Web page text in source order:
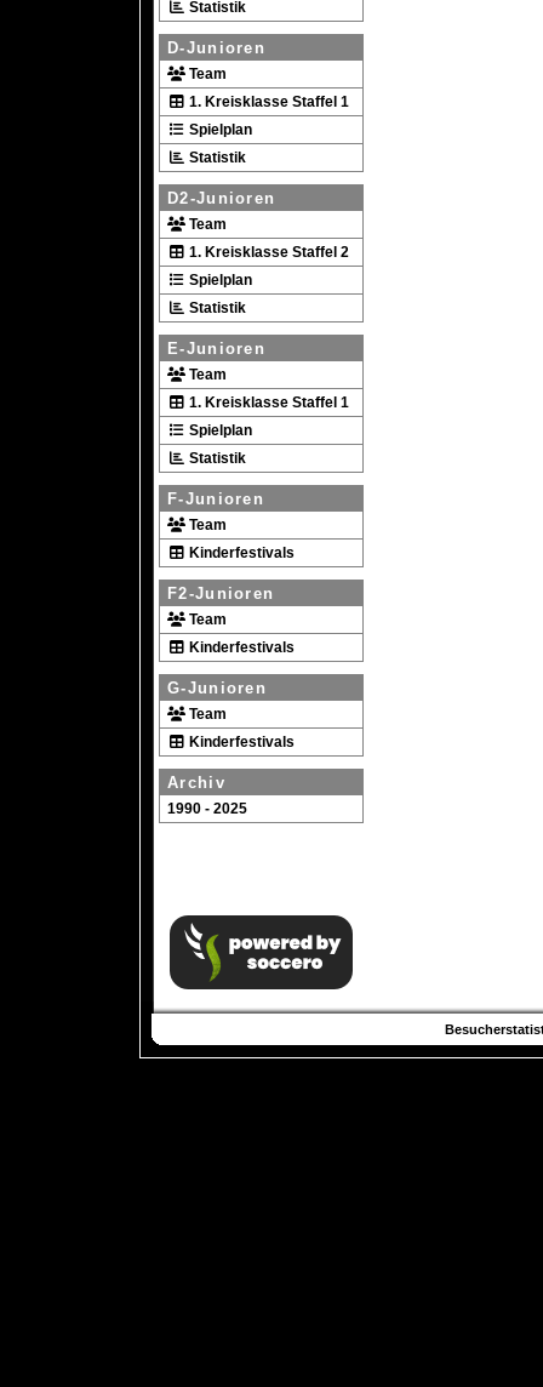
Statistik
D-Junioren
Team
1. Kreisklasse Staffel 1
Spielplan
Statistik
D2-Junioren
Team
1. Kreisklasse Staffel 2
Spielplan
Statistik
E-Junioren
Team
1. Kreisklasse Staffel 1
Spielplan
Statistik
F-Junioren
Team
Kinderfestivals
F2-Junioren
Team
Kinderfestivals
G-Junioren
Team
Kinderfestivals
Archiv
1990 - 2025